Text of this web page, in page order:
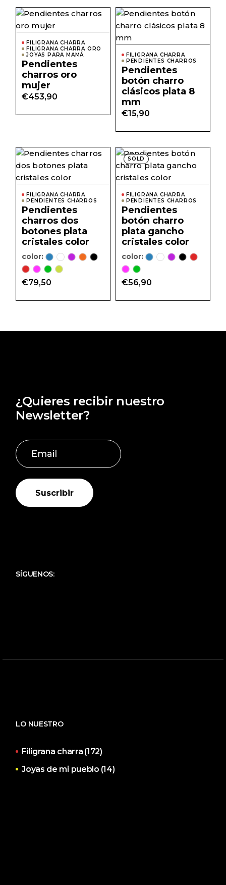
FILIGRANA CHARRA
FILIGRANA CHARRA ORO
JOYAS PARA MAMÁ
Pendientes
charros oro
mujer
€453,90
FILIGRANA CHARRA
PENDIENTES CHARROS
Pendientes
botón charro
clásicos plata 8
mm
€15,90
Este
producto
múltiples
variantes.
opciones
pueden
elegir
página
producto
FILIGRANA CHARRA
PENDIENTES CHARROS
Pendientes
charros dos
botones plata
cristales color
color:
€79,50
SOLD
FILIGRANA CHARRA
PENDIENTES CHARROS
Pendientes
botón charro
plata gancho
cristales color
color:
€56,90
¿Quieres recibir nuestro
Newsletter?
Suscribir
SÍGUENOS:
LO NUESTRO
Filigrana charra (172)
Joyas de mi pueblo (14)